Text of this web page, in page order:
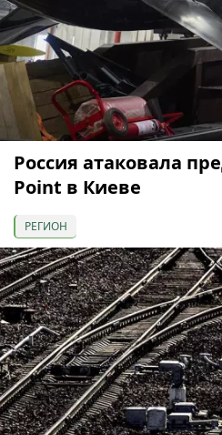
Россия атаковала
Point в Киеве
РЕГИОН